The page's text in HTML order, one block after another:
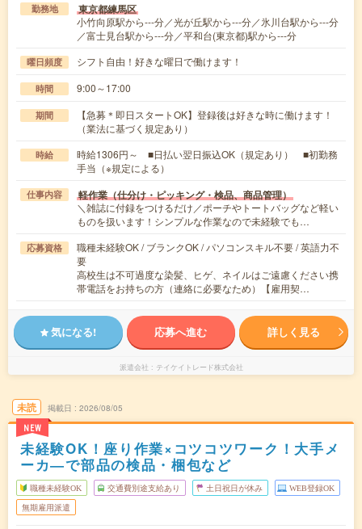
勤務地 東京都練馬区
小竹向原駅から---分／光が丘駅から---分／氷川台駅から---分
／富士見台駅から---分／平和台(東京都)駅から---分
曜日頻度 シフト自由！好きな曜日で働けます！
時間 9:00～17:00
期間
【急募＊即日スタートOK】登録後は好きな時に働けます！
（業法に基づく規定あり）
時給
時給1306円～ ■日払い翌日振込OK（規定あり） ■初勤務
手当（※規定による）
仕事内容 軽作業（仕分け・ピッキング・検品、商品管理）
＼雑誌に付録をつけるだけ／ポーチやトートバッグなど軽い
ものを扱います！シンプルな作業なので未経験でも…
応募資格
職種未経験OK / ブランクOK / パソコンスキル不要 / 英語力不
要
高校生は不可過度な染髪、ヒゲ、ネイルはご遠慮ください携
帯電話をお持ちの方（連絡に必要なため）【雇用契…
気になる! 応募へ進む 詳しく見る
派遣会社 テイケイトレード株式会社
未読
NEW
掲載日 2026/08/05
未経験OK！座り作業×コツコツワーク！大手メ
ーカ―で部品の検品・梱包など
職種未経験OK 交通費別途支給あり 土日祝日が休み WEB登録OK
無期雇用派遣